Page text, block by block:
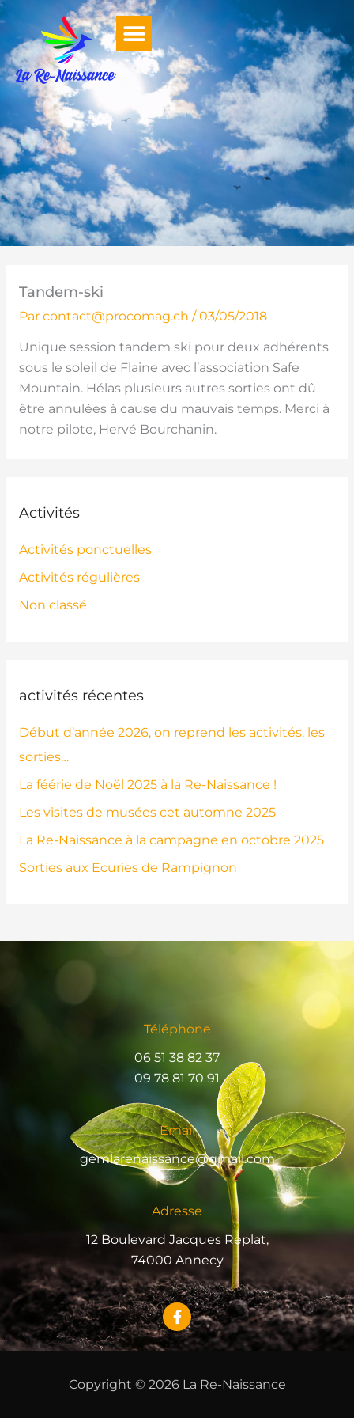
Aller
contenu
Tandem-ski
Par contact@procomag.ch /03/05/2018
Unique session tandem ski pour deux adhérents
sous le soleil de Flaine avec l’association Safe
Mountain. Hélas plusieurs autres sorties ont dû
être annulées à cause du mauvais temps. Merci à
notre pilote, Hervé Bourchanin.
Activités
Activités ponctuelles
Activités régulières
Non classé
activités récentes
Début d’année 2026, on reprend les activités, les
sorties…
La féérie de Noël 2025 à la Re-Naissance !
Les visites de musées cet automne 2025
La Re-Naissance à la campagne en octobre 2025
Sorties aux Ecuries de Rampignon
Téléphone
06 51 38 82 37
09 78 81 70 91
Email
gemlarenaissance@gmail.com
Adresse
12 Boulevard Jacques Replat,
74000 Annecy
F
a
c
e
o
o
Copyright © 2026 La Re-Naissance